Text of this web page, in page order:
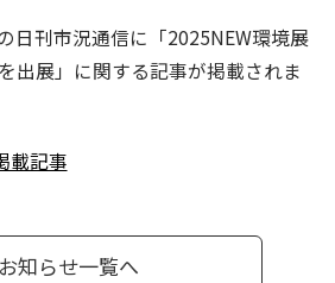
日刊市況通信に「2025NEW環境展
出展」に関する記事が掲載されま
載記事
お知らせ一覧へ